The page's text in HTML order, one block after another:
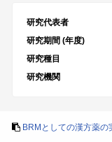
研究代表者
研究期間 (年度)
研究種目
研究機関
BRMとしての漢方薬の